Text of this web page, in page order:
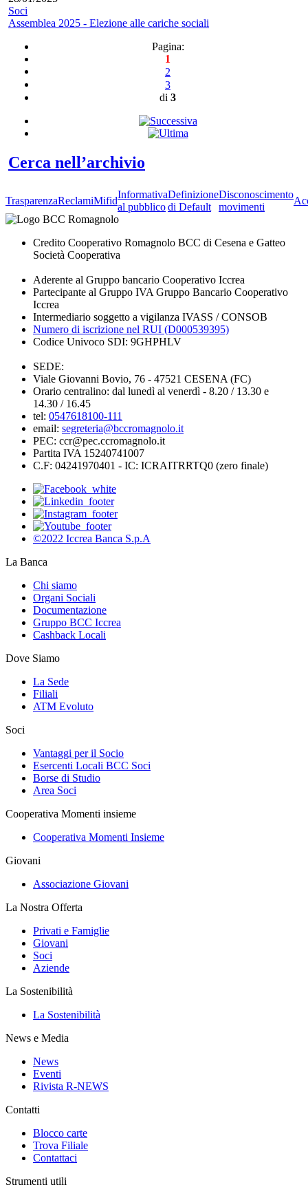
Soci
Assemblea 2025 - Elezione alle cariche sociali
Pagina:
1
2
3
di 3
Cerca nell’archivio
TrasparenzaReclamiMifid
Informativa
al pubblico
Definizione
di Default
Disconoscimento
movimenti
Credito Cooperativo Romagnolo BCC di Cesena e Gatteo
Società Cooperativa
Aderente al Gruppo bancario Cooperativo Iccrea
Partecipante al Gruppo IVA Gruppo Bancario Cooperativo
Iccrea
Intermediario soggetto a vigilanza IVASS / CONSOB
Numero di iscrizione nel RUI (D000539395)
Codice Univoco SDI: 9GHPHLV
SEDE:
Viale Giovanni Bovio, 76 - 47521 CESENA (FC)
Orario centralino: dal lunedì al venerdì - 8.20 / 13.30 e
14.30 / 16.45
tel: 0547618100-111
email: segreteria@bccromagnolo.it
PEC: ccr@pec.ccromagnolo.it
Partita IVA 15240741007
C.F: 04241970401 - IC: ICRAITRRTQ0 (zero finale)
©2022 Iccrea Banca S.p.A
La Banca
Chi siamo
Organi Sociali
Documentazione
Gruppo BCC Iccrea
Cashback Locali
Dove Siamo
La Sede
Filiali
ATM Evoluto
Soci
Vantaggi per il Socio
Esercenti Locali BCC Soci
Borse di Studio
Area Soci
Cooperativa Momenti insieme
Cooperativa Momenti Insieme
Giovani
Associazione Giovani
La Nostra Offerta
Privati e Famiglie
Giovani
Soci
Aziende
La Sostenibilità
La Sostenibilità
News e Media
News
Eventi
Rivista R-NEWS
Contatti
Blocco carte
Trova Filiale
Contattaci
Strumenti utili